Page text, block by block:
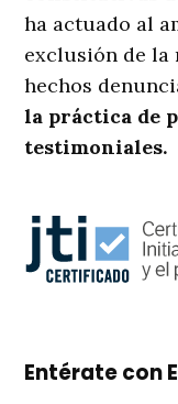
ha actuado al
exclusión de la
hechos
la práctica de
testimoniales.
Entérate con